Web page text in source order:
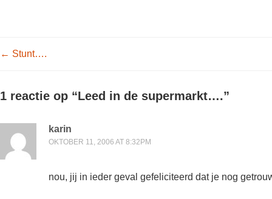
Post navigation
← Stunt….
1 reactie op “Leed in de supermarkt….”
karin
OKTOBER 11, 2006 AT 8:32PM
nou, jij in ieder geval gefeliciteerd dat je nog